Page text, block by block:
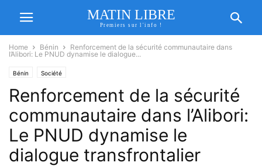
MATIN LIBRE
Premiers sur l'info !
Home Bénin
Renforcement de la sécurité communautaire dans
l’Alibori: Le PNUD dynamise le dialogue...
Bénin Société
Renforcement de la sécurité
communautaire dans l’Alibori:
Le PNUD dynamise le
dialogue transfrontalier